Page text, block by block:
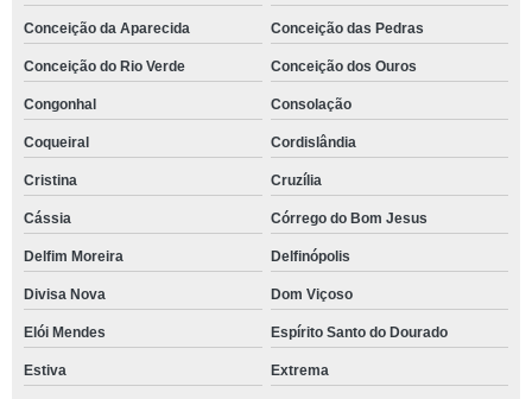
Conceição da Aparecida Conceição das Pedras
Conceição do Rio Verde Conceição dos Ouros
Congonhal Consolação
Coqueiral Cordislândia
Cristina Cruzília
Cássia Córrego do Bom Jesus
Delfim Moreira Delfinópolis
Divisa Nova Dom Viçoso
Elói Mendes Espírito Santo do Dourado
Estiva Extrema